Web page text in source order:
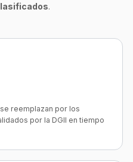
.
reemplazan por los
por la DGII en tiempo